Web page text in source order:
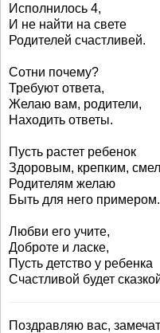
Исполнилось 4,
И не найти на свете
Родителей счастливей.
Сотни почему?
Требуют ответа,
Желаю вам, родители,
Находить ответы.
Пусть растет ребенок
Здоровым, крепким,
Родителям желаю
Быть для него примером.
Любви его учите,
Доброте и ласке,
Пусть детство у ребенка
Счастливой будет
Поздравляю вас,